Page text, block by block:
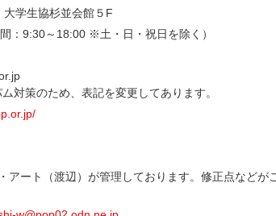
学生協杉並会館５F
：9:30～18:00 ※土・日・祝日を除く）
対策のため、表記を変更してあります。
アート（渡辺）が管理しております。修正点などが